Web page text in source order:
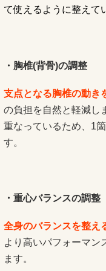
て使えるように整えて
・胸椎(背骨)の調整
支点となる胸椎の動き
の負担を自然と軽減し
重なっているため、1
す。
・重心バランスの調整
全身のバランスを整え
より高いパフォーマン
ます。